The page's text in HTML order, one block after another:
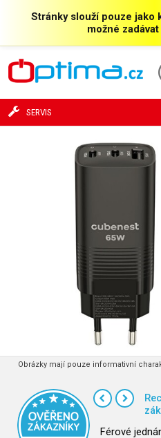
Stránky slouží pouze jako
možné
SERVIS
Obrázky mají pouze informativní
Férové